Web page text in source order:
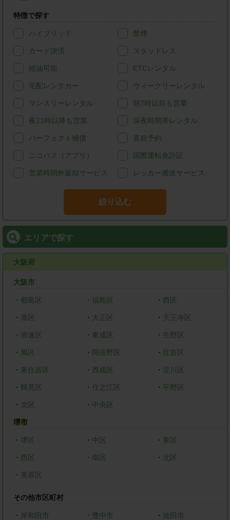
特徴で探す
ハイブリッド 禁煙
カード決済 スタッドレス
給油可能 ETCレンタル
宅配レンタカー ウィークリーレンタル
マンスリーレンタル 朝7時以前も営業
夜21時以降も営業 深夜時間帯レンタル
パーフェクト補償 直前予約
ニコパス（アプリ） 国際運転免許証
営業時間外返却サービス レッカー搬送サービス
絞り込む
エリアで探す
大阪府
大阪市
・ 都島区 ・ 福島区 ・ 西区
・ 港区 ・ 大正区 ・ 天王寺区
・ 浪速区 ・ 東成区 ・ 生野区
・ 旭区 ・ 阿倍野区 ・ 住吉区
・ 東住吉区 ・ 西成区 ・ 淀川区
・ 鶴見区 ・ 住之江区 ・平野区
・ 北区 ・ 中央区
堺市
・ 堺区 ・ 中区 ・ 東区
・ 西区 ・ 南区 ・ 北区
・ 美原区
その他市区町村
・ 岸和田市 ・ 豊中市 ・ 池田市